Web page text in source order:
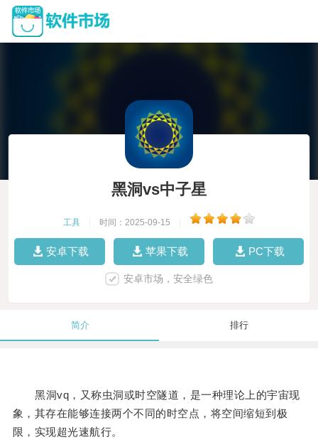
黑洞vs中子星
工具 时间：2025-09-15
安卓下载 苹果下载 PC下载
安卓市场，安全绿色
简介 排行
黑洞vq，又称虫洞或时空隧道，是一种理论上的宇宙现
象，其存在能够连接两个不同的时空点，将空间缩短到极
限，实现超光速航行。